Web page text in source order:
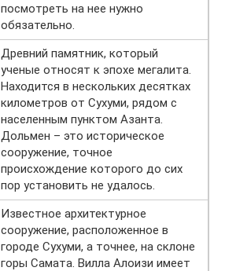
посмотреть на нее нужно
обязательно.
Древний памятник, который
ученые относят к эпохе мегалита.
Находится в нескольких десятках
километров от Сухуми, рядом с
населенным пунктом Азанта.
Дольмен – это историческое
сооружение, точное
происхождение которого до сих
пор установить не удалось.
Известное архитектурное
сооружение, расположенное в
городе Сухуми, а точнее, на склоне
горы Самата. Вилла Алоизи имеет